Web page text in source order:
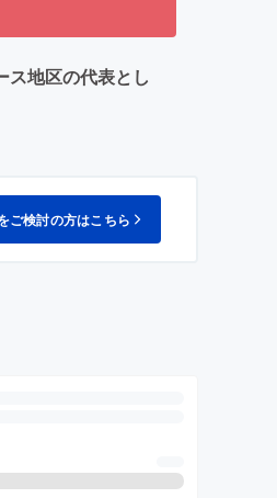
ス地区の代表とし
ご検討の方はこちら